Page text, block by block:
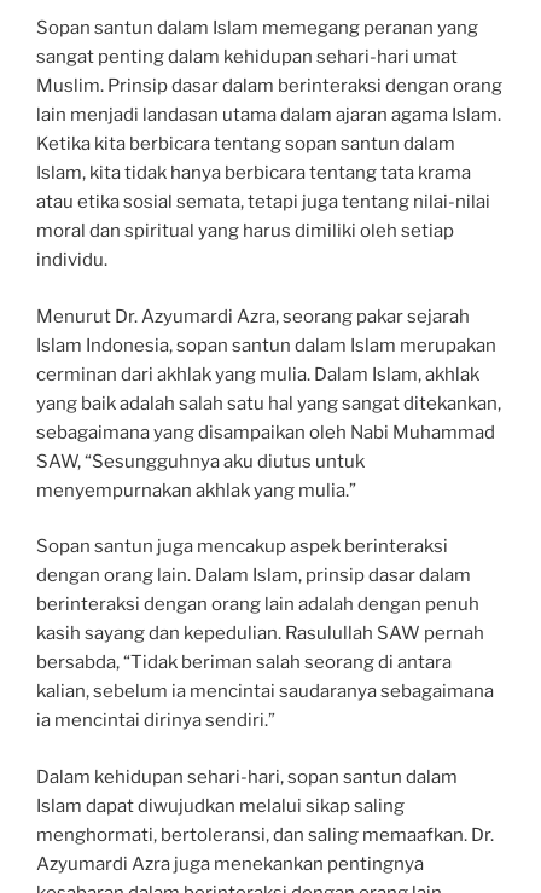
Sopan santun dalam Islam memegang peranan yang
sangat penting dalam kehidupan sehari-hari umat
Muslim. Prinsip dasar dalam berinteraksi dengan orang
lain menjadi landasan utama dalam ajaran agama Islam.
Ketika kita berbicara tentang sopan santun dalam
Islam, kita tidak hanya berbicara tentang tata krama
atau etika sosial semata, tetapi juga tentang nilai-nilai
moral dan spiritual yang harus dimiliki oleh setiap
individu.
Menurut Dr. Azyumardi Azra, seorang pakar sejarah
Islam Indonesia, sopan santun dalam Islam merupakan
cerminan dari akhlak yang mulia. Dalam Islam, akhlak
yang baik adalah salah satu hal yang sangat ditekankan,
sebagaimana yang disampaikan oleh Nabi Muhammad
SAW, “Sesungguhnya aku diutus untuk
menyempurnakan akhlak yang mulia.”
Sopan santun juga mencakup aspek berinteraksi
dengan orang lain. Dalam Islam, prinsip dasar dalam
berinteraksi dengan orang lain adalah dengan penuh
kasih sayang dan kepedulian. Rasulullah SAW pernah
bersabda, “Tidak beriman salah seorang di antara
kalian, sebelum ia mencintai saudaranya sebagaimana
ia mencintai dirinya sendiri.”
Dalam kehidupan sehari-hari, sopan santun dalam
Islam dapat diwujudkan melalui sikap saling
menghormati, bertoleransi, dan saling memaafkan. Dr.
Azyumardi Azra juga menekankan pentingnya